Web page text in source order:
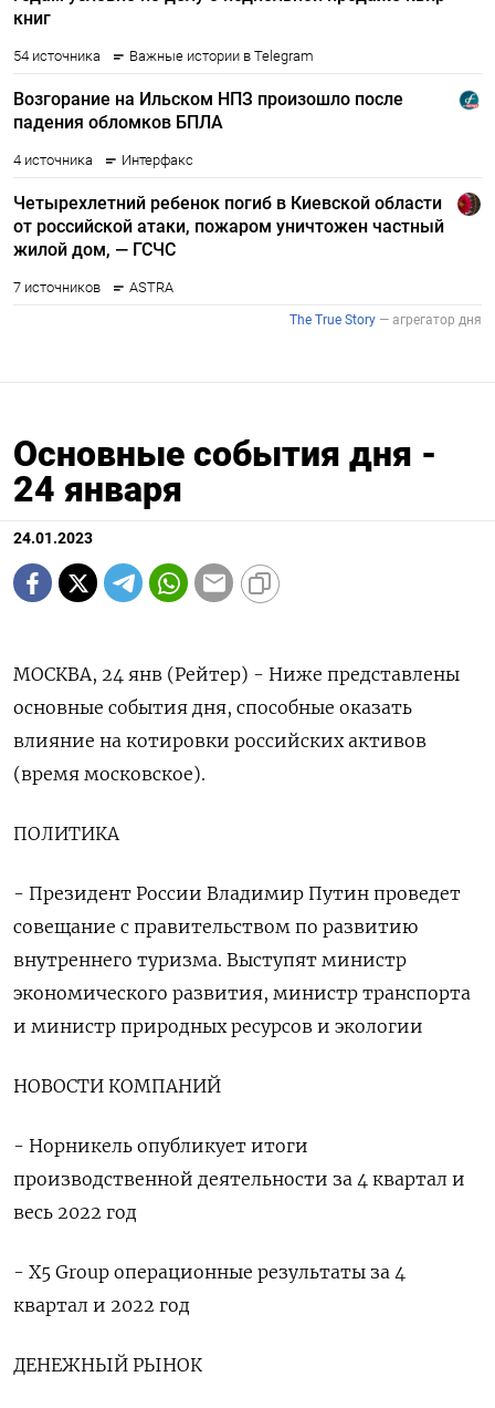
Основные события дня -
24 января
24.01.2023
МОСКВА, 24 янв (Рейтер) - Ниже представлены
основные события дня, способные оказать
влияние на котировки российских активов
(время московское).
ПОЛИТИКА
- Президент России Владимир Путин проведет
совещание с правительством по развитию
внутреннего туризма. Выступят министр
экономического развития, министр транспорта
и министр природных ресурсов и экологии
НОВОСТИ КОМПАНИЙ
- Норникель опубликует итоги
производственной деятельности за 4 квартал и
весь 2022 год
- X5 Group операционные результаты за 4
квартал и 2022 год
ДЕНЕЖНЫЙ РЫНОК